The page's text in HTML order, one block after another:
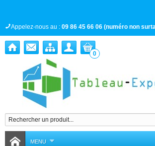
Appelez-nous au : 09 86 45 66 06 (numéro non
0
MENU